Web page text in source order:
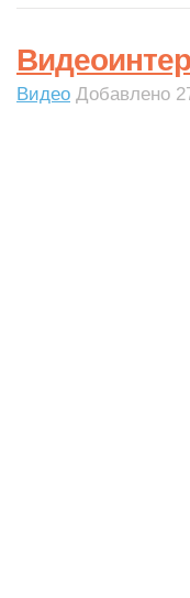
Видео Добавлено